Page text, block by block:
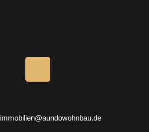
I
n
s
immobilien@aundowohnbau.de